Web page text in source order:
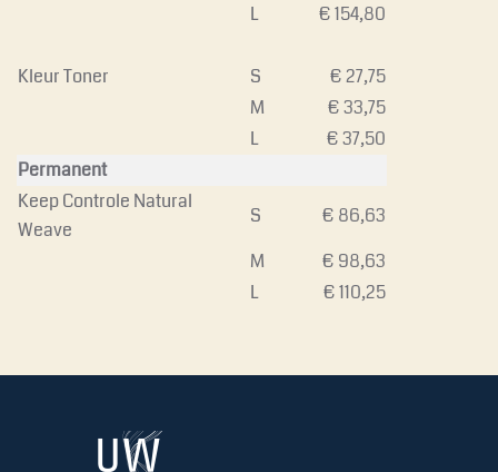
L
€ 154,80
Kleur Toner S
€ 27,75
M
€ 33,75
L
€ 37,50
Permanent
Keep Controle Natural
Weave
S
€ 86,63
M
€ 98,63
L
€ 110,25